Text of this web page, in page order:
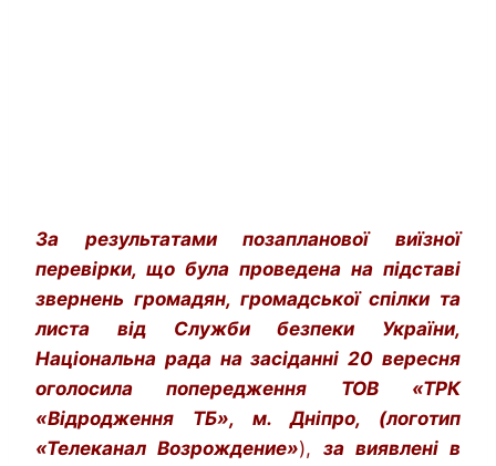
За результатами позапланової виїзної
перевірки, що була проведена на підставі
звернень громадян, громадської спілки та
листа від Служби безпеки України,
Національна рада на засіданні 20 вересня
оголосила попередження ТОВ «ТРК
«Відродження ТБ», м. Дніпро, (логотип
«Телеканал Возрождение»), за виявлені в